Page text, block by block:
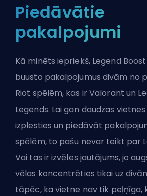
Piedāvātie
pakalpojumi
Kā minēts iepriekš, Legend
buusto pakalpojumus divām no
Riot spēlēm, kas ir Valorant un
Legends. Lai gan daudzas
izplesties un piedāvāt
spēlēm, to pašu nevar teikt par
Vai tas ir izvēles jautājums, jo
vēlas koncentrēties tikai uz
tāpēc, ka vietne nav tik peļņīga,